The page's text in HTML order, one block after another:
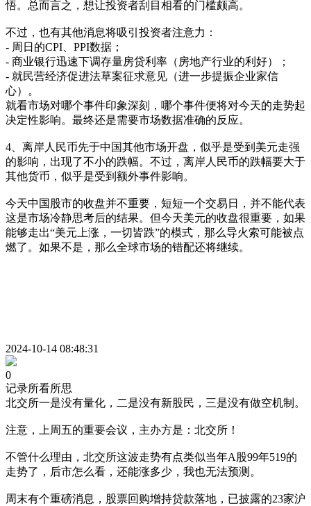
悟。总而言之，想让投资者刮目相看的门槛颇高。
不过，也有其他消息将吸引投资者注意力：
- 周日的CPI、PPI数据；
- 商业银行迅速下调存量房贷利率（房地产行业的利好）；
- 就民营经济促进法草案征求意见（进一步提振企业家信
心）。
就看市场对哪个事件印象深刻，哪个事件便将对今天的走势起
决定性影响。最终还是需要市场数据准确的反应。
4、离岸人民币先于中国其他市场开盘，似乎是受到美元走强
的影响，出现了不小的跌幅。不过，离岸人民币的跌幅要大于
其他货币，似乎是受到额外事件影响。
今天中国股市的收盘并不重要，短短一个交易日，并不能代表
这是市场冷静思考后的结果。但今天美元的收盘很重要，如果
能够走出“美元上涨，一切皆跌”的模式，那么导火索可能被点
燃了。如果不是，那么全球市场的错配还将继续。
2024-10-14 08:48:31
0
记录所看所思
北交所一是没有量化，二是没有新股民，三是没有做空机制。
注意，上周五的重要会议，主办方是：北交所！
不管什么理由，北交所这波走势有点类似当年A股99年519的
走势了，后市怎么看，还能涨多少，我也无法预测。
周末有个重磅消息，股票回购增持贷款落地，已披露的23家沪